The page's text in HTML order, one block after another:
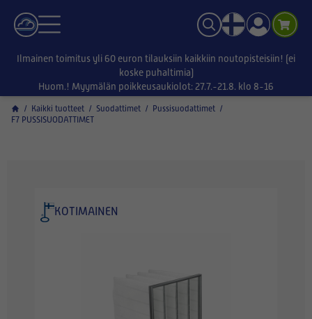
Ilmainen toimitus yli 60 euron tilauksiin kaikkiin noutopisteisiin! (ei
koske puhaltimia)
Huom.! Myymälän poikkeusaukiolot: 27.7.-21.8. klo 8-16
/ Kaikki tuotteet / Suodattimet / Pussisuodattimet /
F7 PUSSISUODATTIMET
KOTIMAINEN